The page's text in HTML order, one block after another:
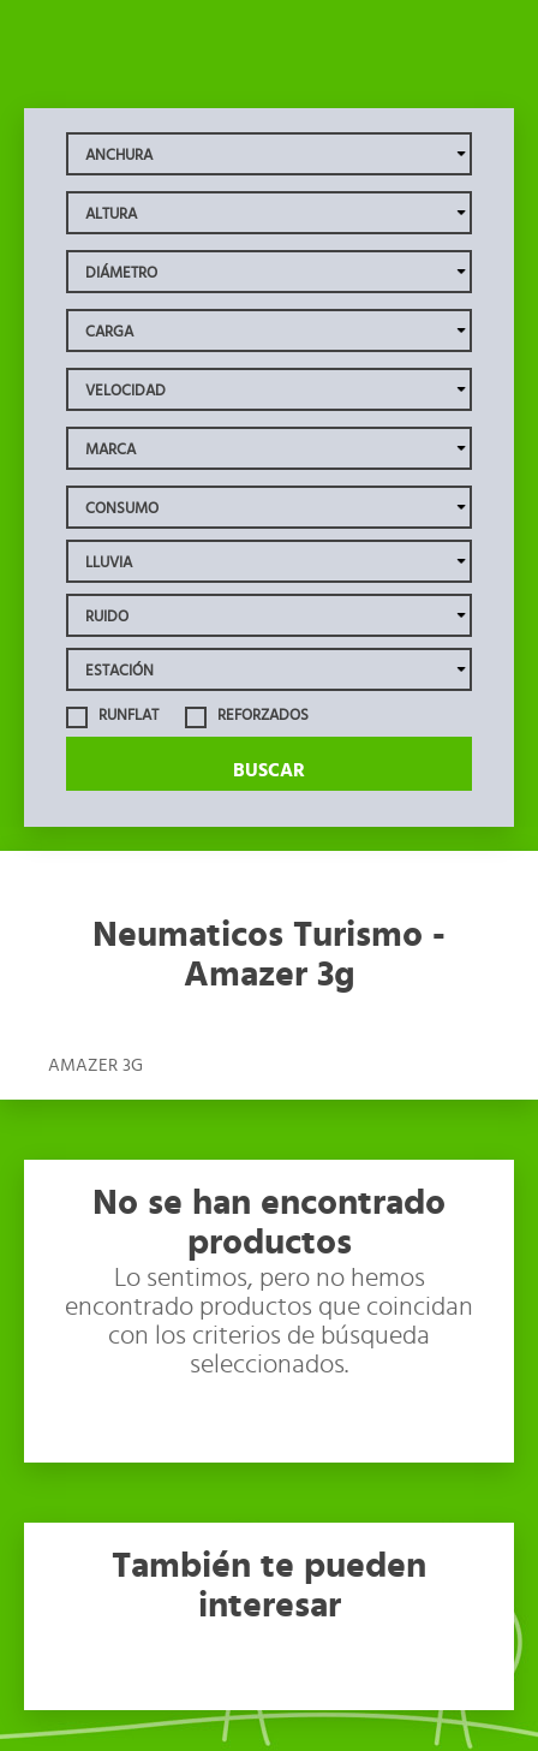
RUNFLAT REFORZADOS
BUSCAR
Neumaticos Turismo -
Amazer 3g
AMAZER 3G
No se han encontrado
productos
Lo sentimos, pero no hemos
encontrado productos que coincidan
con los criterios de búsqueda
seleccionados.
También te pueden
interesar